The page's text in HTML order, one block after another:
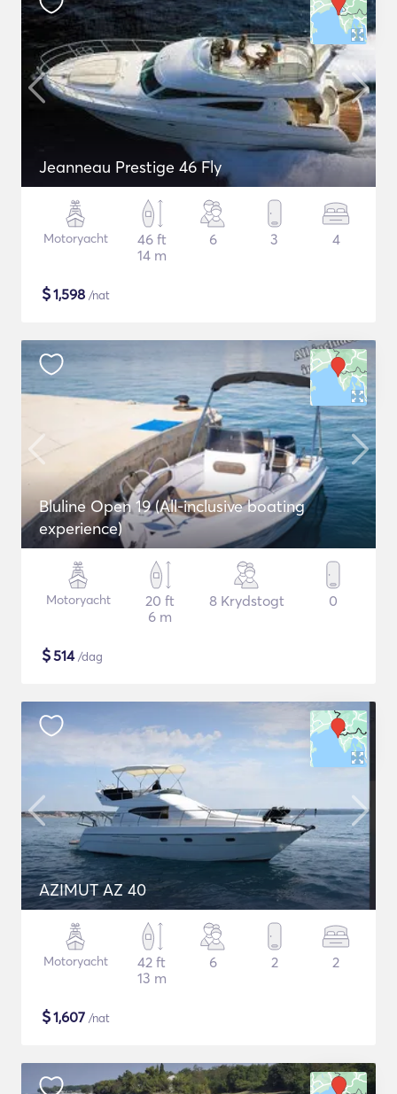
Jeanneau Prestige 46 Fly
Motoryacht
46 ft
14 m
6 3 4
$1,598 /nat
Bluline Open 19 (All-inclusive boating
experience)
Motoryacht
20 ft
6 m
8 Krydstogt 0
$514/dag
AZIMUT AZ 40
Motoryacht
42 ft
13 m
6 2 2
$1,607 /nat